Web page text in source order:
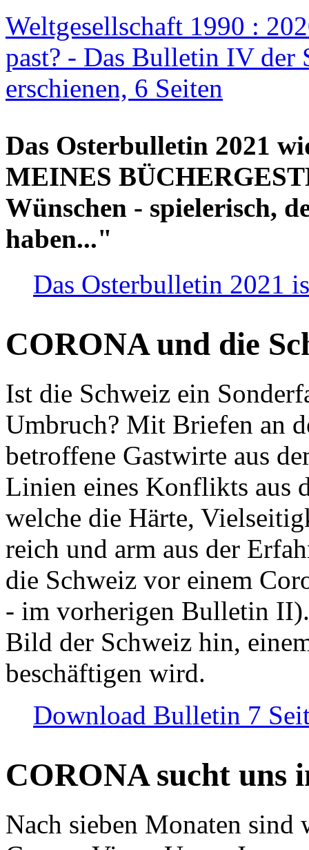
Weltgesellschaft 1990 :
past? - Das Bulletin IV der
erschienen, 6 Seiten
Das Osterbulletin 2021
MEINES
Wünschen - spielerisch,
haben..."
Das Osterbulletin 2021
CORONA und die
Ist die Schweiz ein
Umbruch? Mit Briefen an
betroffene Gastwirte aus
Linien eines Konflikts aus
welche die Härte,
reich und arm aus der
die Schweiz vor einem
- im vorherigen Bulletin
Bild der Schweiz hin,
beschäftigen wird.
Download Bulletin 7
CORONA sucht uns
Nach sieben Monaten